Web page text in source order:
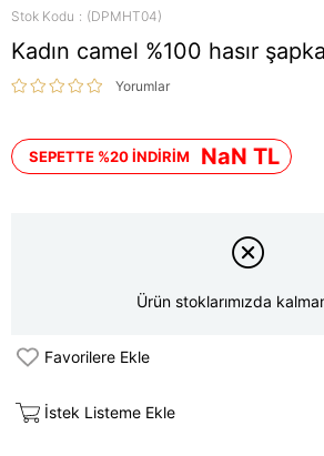
Stok Kodu (DPMHT04)
Kadın camel %100 hasır
Yorumlar
SEPETTE %20 İNDİRİM NaN TL
Ürün stoklarımızda
Favorilere Ekle
İstek Listeme Ekle